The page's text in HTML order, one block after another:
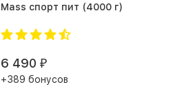
Mass спорт пит (4000 г)
6 490 ₽
+389 бонусов